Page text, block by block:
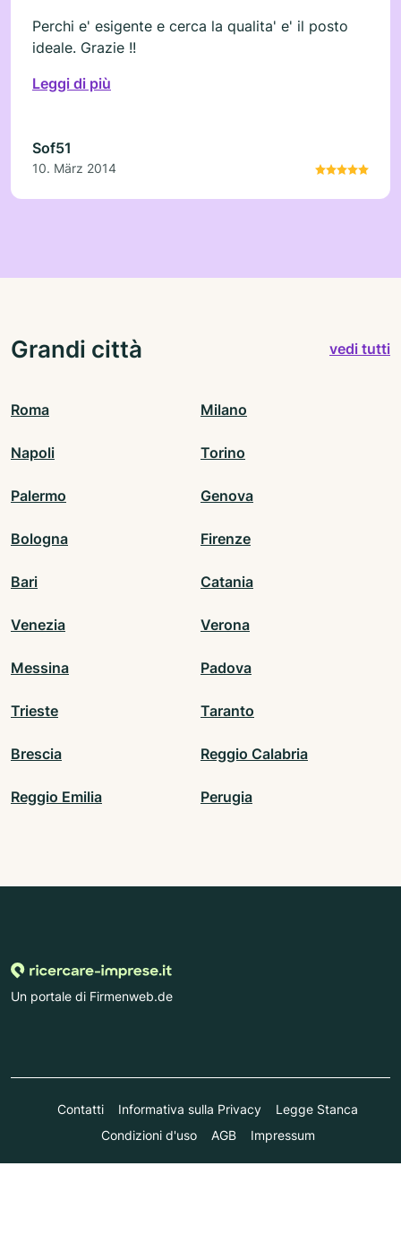
Perchi e' esigente e cerca la qualita' e' il posto
ideale. Grazie !!
Leggi di più
Sof51
10. März 2014
Grandi città vedi tutti
Roma Milano
Napoli Torino
Palermo Genova
Bologna Firenze
Bari Catania
Venezia Verona
Messina Padova
Trieste Taranto
Brescia Reggio Calabria
Reggio Emilia Perugia
Un portale di Firmenweb.de
Contatti Informativa sulla Privacy
Legge Stanca
Condizioni d'uso
AGB Impressum